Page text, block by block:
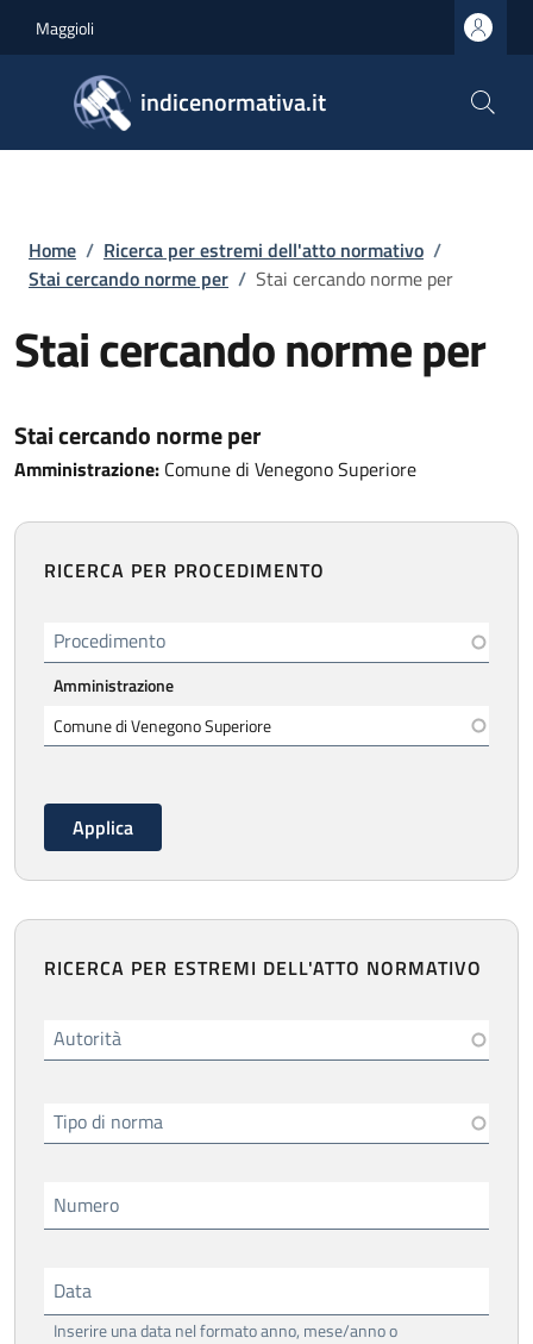
Maggioli
indicenormativa.it
Briciole di pane
Home / Ricerca per estremi dell'atto normativo /
Stai cercando norme per / Stai cercando norme per
Stai cercando norme per
Stai cercando norme per
Amministrazione: Comune di Venegono Superiore
RICERCA PER PROCEDIMENTO
Procedimento
Amministrazione
RICERCA PER ESTREMI DELL'ATTO NORMATIVO
Autorità
Tipo di norma
Numero
Data
Inserire una data nel formato anno, mese/anno o